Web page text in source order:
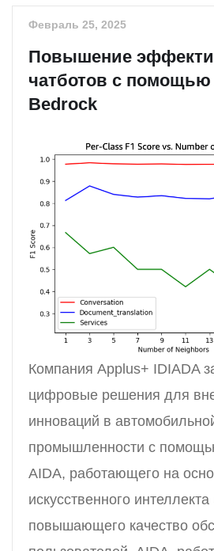
Февраль 25, 2025
Повышение
чатботов с помощью
Bedrock
Компания Applus+ IDIADA
цифровые решения для
инноваций в
промышленности с
AIDA, работающего на
искусственного интеллекта
повышающего качество